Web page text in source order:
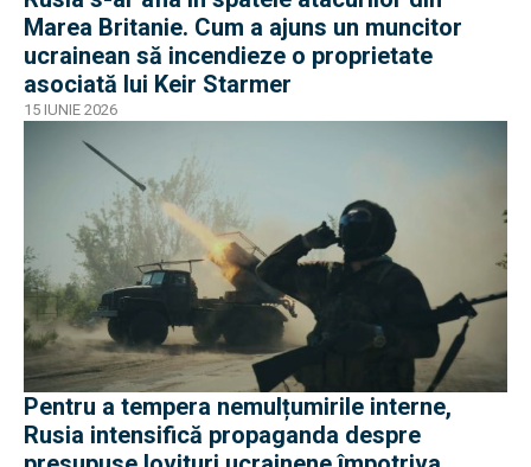
Marea Britanie. Cum a ajuns un muncitor
ucrainean să incendieze o proprietate
asociată lui Keir Starmer
15 IUNIE 2026
Pentru a tempera nemulțumirile interne,
Rusia intensifică propaganda despre